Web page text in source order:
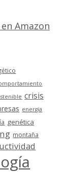
Amazon
crisis
energía
genética
montaña